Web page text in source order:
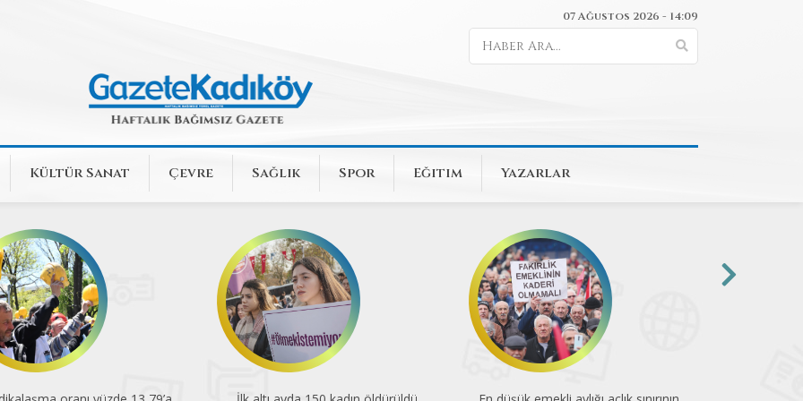
07 Ağustos 2026 - 14:09
Kültür Sanat Çevre Sağlık Spor Eğitim Yazarlar